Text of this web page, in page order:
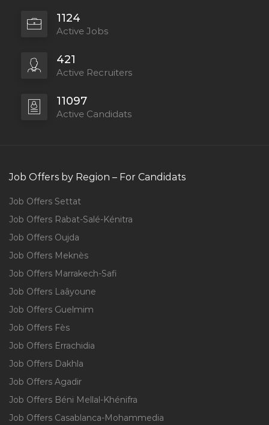
1124
Active Jobs
421
Active Recruiters
11097
Active Candidats
Job Offers by Region – For Candidats
Job Offers Settat
Job Offers Rabat-Salé-Kénitra
Job Offers Oujda
Job Offers Meknès
Job Offers Marrakech-Safi
Job Offers Laâyoune
Job Offers Guelmim
Job Offers Fès
Job Offers Errachidia
Job Offers Dakhla
Job Offers Agadir
Job Offers Béni Mellal-Khénifra
Job Offers Casablanca-Mohammedia